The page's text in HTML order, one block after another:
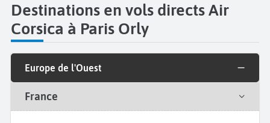
Destinations en vols directs Air
Corsica à Paris Orly
Europe de l'Ouest
France